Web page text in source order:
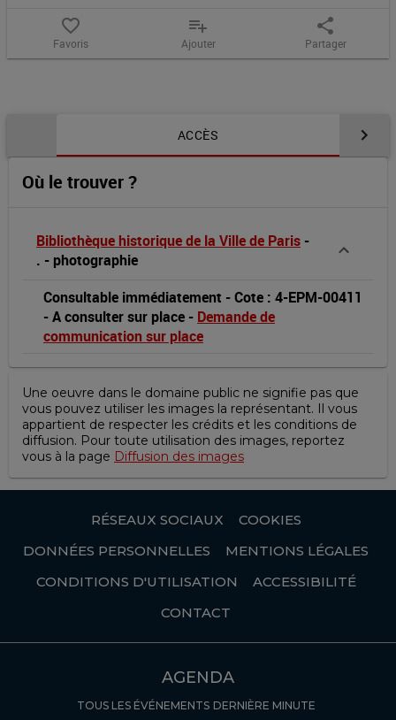
[photographie]
favorite_border
Favoris
playlist_add
Ajouter
share
Partager
Contenu de la notice
ACCÈS
Où le trouver ?
Bibliothèque historique de la Ville de Paris -
. - photographie
Consultable immédiatement -Cote : 4-EPM-00411
-A consulter sur place - Demande de
communication sur place
Une oeuvre dans le domaine public ne signifie pas que
vous pouvez utiliser les images la représentant. Il vous
appartient de respecter les crédits et les conditions de
diffusion. Pour toute utilisation des images, reportez
vous à la page Diffusion des images
RÉSEAUX SOCIAUX
COOKIES
DONNÉES PERSONNELLES
MENTIONS LÉGALES
CONDITIONS D'UTILISATION
ACCESSIBILITÉ
CONTACT
AGENDA
TOUS LES ÉVÉNEMENTS DERNIÈRE MINUTE